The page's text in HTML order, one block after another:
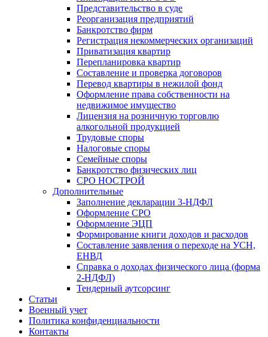
Представительство в суде
Реорганизация предприятий
Банкротство фирм
Регистрация некоммерческих организаций
Приватизация квартир
Перепланировка квартир
Составление и проверка договоров
Перевод квартиры в нежилой фонд
Оформление права собственности на
недвижимое имущество
Лицензия на розничную торговлю
алкогольной продукцией
Трудовые споры
Налоговые споры
Семейные споры
Банкротство физических лиц
СРО НОСТРОЙ
Дополнительные
Заполнение декларации 3-НДФЛ
Оформление СРО
Оформление ЭЦП
Формирование книги доходов и расходов
Составление заявления о переходе на УСН,
ЕНВД
Справка о доходах физического лица (форма
2-НДФЛ)
Тендерный аутсорсинг
Статьи
Военный учет
Политика конфиденциальности
Контакты